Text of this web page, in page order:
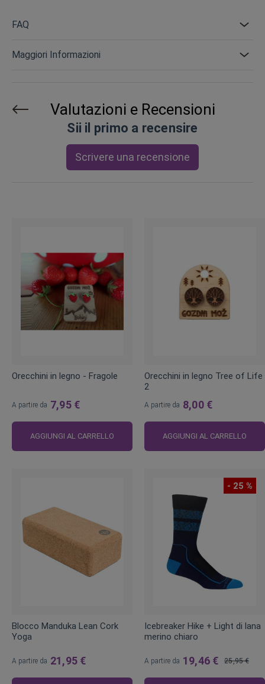
FAQ
Maggiori Informazioni
Valutazioni e Recensioni
Sii il primo a recensire
Scrivere una recensione
Orecchini in legno - Fragole
A partire da 7,95 €
AGGIUNGI AL CARRELLO
Orecchini in legno Tree of Life
2
A partire da 8,00 €
AGGIUNGI AL CARRELLO
Blocco Manduka Lean Cork
Yoga
A partire da 21,95 €
- 25 %
Icebreaker Hike + Light di lana
merino chiaro
A partire da 19,46 € 25,95 €